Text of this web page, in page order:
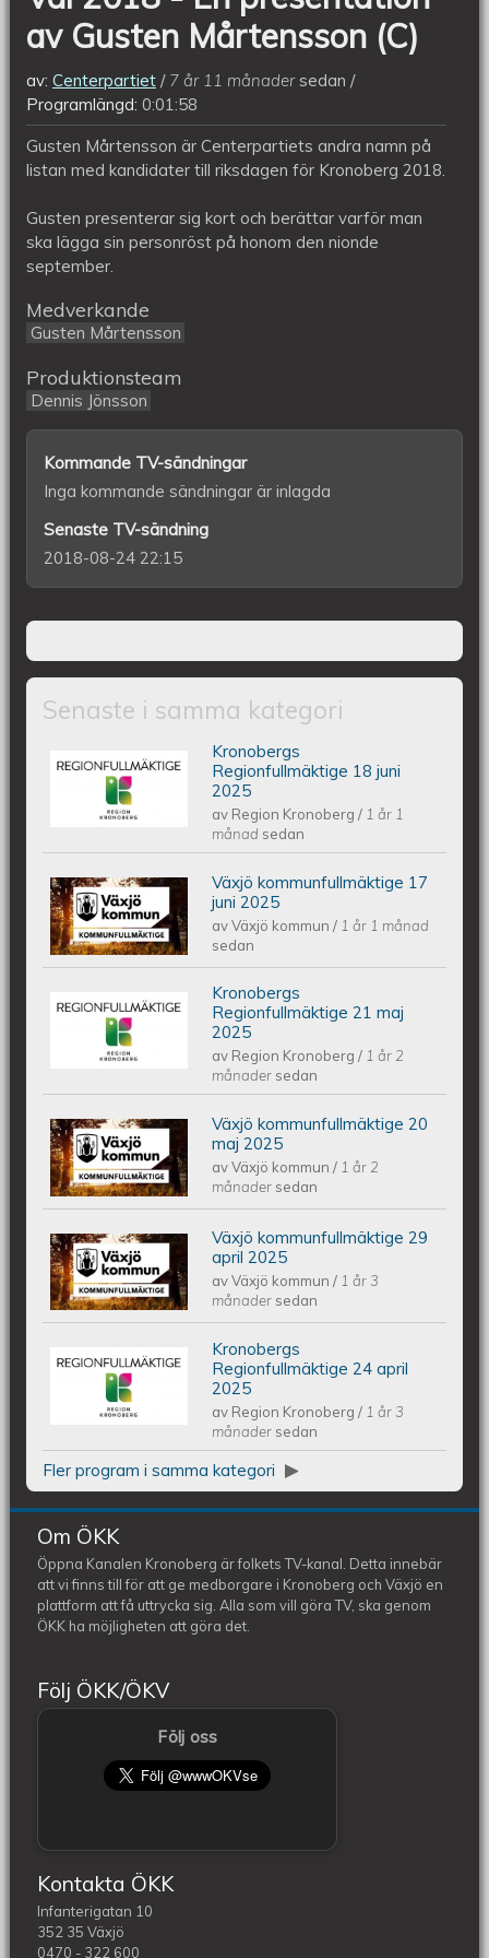
(C)
av Gusten Mårtensson (C)
av: Centerpartiet 7 år 11 månadersedan
Programlängd: 0:01:58
Gusten Mårtensson är Centerpartiets andra namn på
listan med kandidater till riksdagen för Kronoberg 2018.
Gusten presenterar sig kort och berättar varför man
ska lägga sin personröst på honom den nionde
september.
Medverkande
Gusten Mårtensson
Produktionsteam
Dennis Jönsson
Kommande TV-sändningar
Inga kommande sändningar är inlagda
Senaste TV-sändning
2018-08-24 22:15
Senaste i samma kategori
Kronobergs regionfullmäktige 18 juni
2025
Kronobergs
Regionfullmäktige 18 juni
2025
av Region Kronoberg/ 1 år 1
månad sedan
Växjös kommunfullmäktige 17 juni
2025
Växjö kommunfullmäktige 17
juni 2025
avVäxjö kommun/ 1 år 1 månad
sedan
Kronobergs regionfullmäktige 21 maj
2025
Kronobergs
Regionfullmäktige 21 maj
2025
av Region Kronoberg/ 1 år 2
månader sedan
Växjös kommunfullmäktige 20 maj
2025
Växjö kommunfullmäktige 20
maj 2025
avVäxjö kommun/ 1 år 2
månader sedan
Växjös kommunfullmäktige 29 april
2025
Växjö kommunfullmäktige 29
april 2025
avVäxjö kommun/ 1 år 3
månader sedan
Kronobergs regionfullmäktige 24
april 2025
Kronobergs
Regionfullmäktige 24 april
2025
av Region Kronoberg/ 1 år 3
månader sedan
Fler program i samma kategori
Om ÖKK
Öppna Kanalen Kronoberg är folkets TV-kanal. Detta innebär
att vi finns till för att ge medborgare i Kronoberg och Växjö en
plattform att få uttrycka sig. Alla som vill göra TV, ska genom
ÖKK ha möjligheten att göra det.
Följ ÖKK/ÖKV
Följ oss
Kontakta ÖKK
Infanterigatan 10
352 35 Växjö
0470 - 322 600